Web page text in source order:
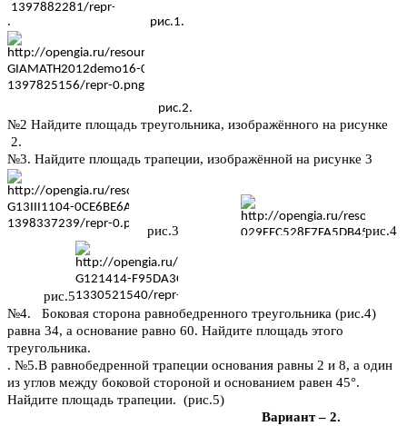
. рис.1.
рис.2.
№2 Найдите площадь треугольника, изображённого на рисунке
2.
№3. Найдите площадь трапеции, изображённой на рисунке 3
рис.3 рис.4
рис.5
№4. Боковая сторона равнобедренного треугольника (рис.4)
равна 34, а основание равно 60. Найдите площадь этого
треугольника.
. №5.В равнобедренной трапеции основания равны 2 и 8, а один
из углов между боковой стороной и основанием равен 45°.
Найдите площадь трапеции. (рис.5)
Вариант – 2.